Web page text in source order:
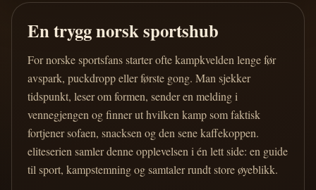
En trygg norsk sportshub
For norske sportsfans starter ofte kampkvelden lenge før
avspark, puckdropp eller første gong. Man sjekker
tidspunkt, leser om formen, sender en melding i
vennegjengen og finner ut hvilken kamp som faktisk
fortjener sofaen, snacksen og den sene kaffekoppen.
eliteserien samler denne opplevelsen i én lett side: en guide
til sport, kampstemning og samtaler rundt store øyeblikk.